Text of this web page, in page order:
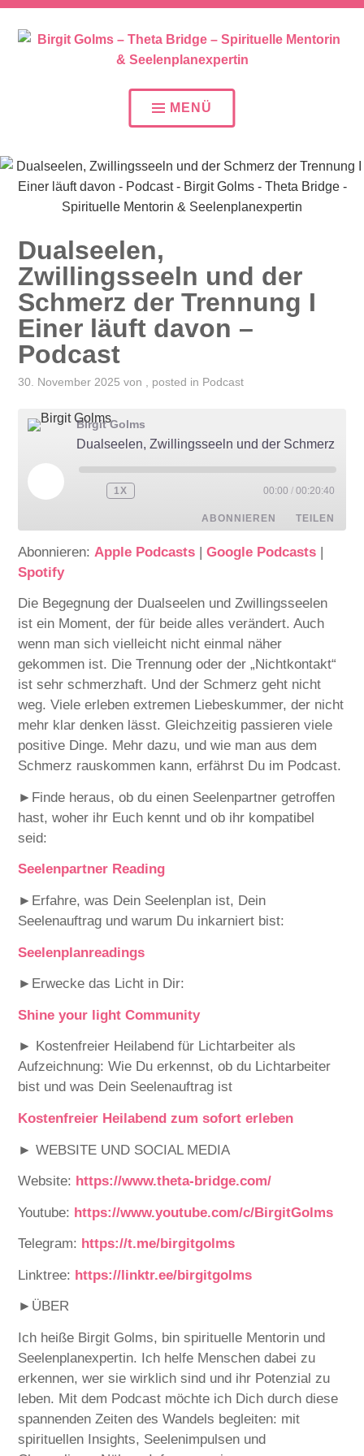
BIRGIT GOLMS – THETA
BRIDGE – SPIRITUELLE
MENTORIN &
SEELENPLANEXPERTIN
MENÜ
Dualseelen,
Zwillingsseeln und der
Schmerz der Trennung I
Einer läuft davon –
Podcast
30. November 2025 von , posted in Podcast
Birgit Golms
1X 00:00 / 00:20:40
ABONNIEREN TEILEN
RSS FEED
TEILEN
LINK
Abonnieren: Apple Podcasts |Google Podcasts |
Spotify
Die Begegnung der Dualseelen und Zwillingsseelen
ist ein Moment, der für beide alles verändert. Auch
wenn man sich vielleicht nicht einmal näher
gekommen ist. Die Trennung oder der „Nichtkontakt“
ist sehr schmerzhaft. Und der Schmerz geht nicht
weg. Viele erleben extremen Liebeskummer, der nicht
mehr klar denken lässt. Gleichzeitig passieren viele
positive Dinge. Mehr dazu, und wie man aus dem
Schmerz rauskommen kann, erfährst Du im Podcast.
►Finde heraus, ob du einen Seelenpartner getroffen
hast, woher ihr Euch kennt und ob ihr kompatibel
seid:
⁠⁠Seelenpartner Reading⁠⁠
► Erfahre, was Dein Seelenplan ist, Dein
Seelenauftrag und warum Du inkarniert bist:
⁠⁠Seelenplanreadings⁠⁠
►Erwecke das Licht in Dir:
⁠⁠Shine your light Community⁠⁠
► Kostenfreier Heilabend für Lichtarbeiter als
Aufzeichnung: Wie Du erkennst, ob du Lichtarbeiter
bist und was Dein Seelenauftrag ist
⁠⁠⁠⁠⁠⁠⁠⁠⁠⁠Kostenfreier Heilabend zum sofort erleben⁠⁠⁠⁠⁠⁠⁠⁠⁠⁠
► WEBSITE UND SOCIAL MEDIA
Website: ⁠⁠⁠⁠⁠⁠⁠⁠⁠⁠⁠⁠⁠⁠⁠⁠⁠⁠⁠⁠⁠⁠⁠⁠⁠⁠⁠⁠⁠⁠⁠⁠⁠⁠⁠⁠⁠⁠⁠⁠⁠⁠⁠⁠⁠⁠⁠⁠⁠⁠⁠⁠⁠⁠⁠⁠⁠⁠⁠⁠⁠⁠⁠⁠⁠⁠⁠⁠⁠⁠⁠⁠⁠⁠⁠https://www.theta-bridge.com/⁠⁠⁠⁠⁠⁠⁠⁠⁠⁠⁠⁠⁠⁠⁠⁠⁠⁠⁠⁠⁠⁠⁠⁠⁠⁠⁠⁠⁠⁠⁠⁠⁠⁠⁠⁠⁠⁠⁠⁠⁠⁠⁠⁠⁠⁠⁠⁠⁠⁠⁠⁠⁠⁠⁠⁠⁠⁠⁠⁠⁠⁠⁠⁠⁠⁠⁠⁠⁠⁠⁠⁠⁠⁠⁠
Youtube: ⁠⁠⁠⁠⁠⁠⁠⁠⁠⁠⁠⁠⁠⁠⁠⁠⁠⁠⁠⁠⁠⁠⁠⁠⁠⁠⁠⁠⁠⁠⁠⁠⁠⁠⁠⁠⁠⁠⁠⁠⁠⁠⁠⁠⁠⁠⁠⁠⁠⁠⁠⁠⁠⁠⁠⁠⁠⁠⁠⁠⁠⁠⁠⁠⁠⁠⁠⁠⁠⁠⁠⁠⁠⁠⁠https://www.youtube.com/c/BirgitGolms⁠⁠⁠⁠⁠⁠⁠⁠⁠⁠⁠⁠⁠⁠⁠⁠⁠⁠⁠⁠⁠⁠⁠⁠⁠⁠⁠⁠⁠⁠⁠⁠⁠⁠⁠⁠⁠⁠⁠⁠⁠⁠⁠⁠⁠⁠⁠⁠⁠⁠⁠⁠⁠⁠⁠⁠⁠⁠⁠⁠⁠⁠⁠⁠⁠⁠⁠⁠⁠⁠⁠⁠⁠⁠⁠
Telegram: https://t.me/birgitgolms⁠⁠⁠⁠⁠⁠⁠⁠⁠⁠⁠⁠⁠⁠⁠⁠⁠⁠⁠⁠⁠⁠⁠⁠⁠⁠⁠⁠⁠⁠⁠⁠⁠⁠⁠⁠⁠⁠⁠⁠⁠⁠⁠⁠⁠⁠⁠⁠⁠⁠⁠⁠⁠⁠⁠⁠⁠⁠⁠⁠⁠⁠⁠⁠
Linktree: ⁠⁠⁠⁠⁠⁠ ⁠⁠⁠⁠⁠⁠⁠⁠⁠⁠⁠⁠⁠⁠⁠⁠⁠⁠⁠⁠⁠⁠⁠⁠⁠⁠⁠⁠⁠⁠⁠⁠⁠⁠⁠⁠⁠⁠⁠⁠https://linktr.ee/birgitgolms⁠⁠⁠⁠⁠⁠⁠⁠⁠⁠⁠⁠⁠⁠⁠⁠⁠⁠⁠⁠⁠⁠⁠⁠⁠⁠⁠⁠⁠⁠⁠⁠⁠⁠⁠⁠⁠⁠⁠
►ÜBER
Ich heiße Birgit Golms, bin spirituelle Mentorin und
Seelenplanexpertin. Ich helfe Menschen dabei zu
erkennen, wer sie wirklich sind und ihr Potenzial zu
leben. Mit dem Podcast möchte ich Dich durch diese
spannenden Zeiten des Wandels begleiten: mit
spirituellen Insights, Seelenimpulsen und